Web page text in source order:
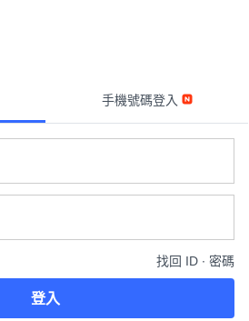
手機號碼登入
找回 ID ∙ 密碼
登入